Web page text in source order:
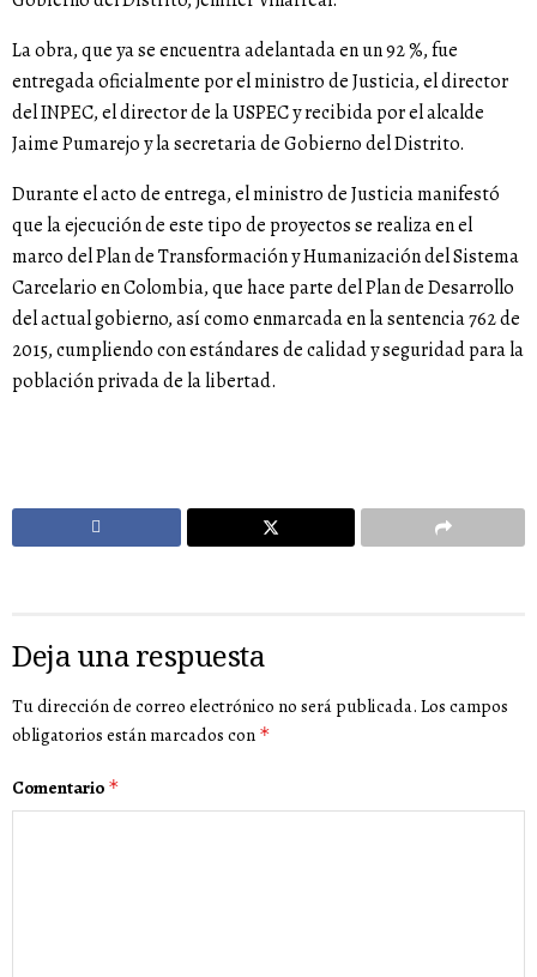
La obra, que ya se encuentra adelantada en un 92 %, fue
entregada oficialmente por el ministro de Justicia, el director
del INPEC, el director de la USPEC y recibida por el alcalde
Jaime Pumarejo y la secretaria de Gobierno del Distrito.
Durante el acto de entrega, el ministro de Justicia manifestó
que la ejecución de este tipo de proyectos se realiza en el
marco del Plan de Transformación y Humanización del Sistema
Carcelario en Colombia, que hace parte del Plan de Desarrollo
del actual gobierno, así como enmarcada en la sentencia 762 de
2015, cumpliendo con estándares de calidad y seguridad para la
población privada de la libertad.
Deja una respuesta
Tu dirección de correo electrónico no será publicada. Los campos
obligatorios están marcados con *
Comentario *